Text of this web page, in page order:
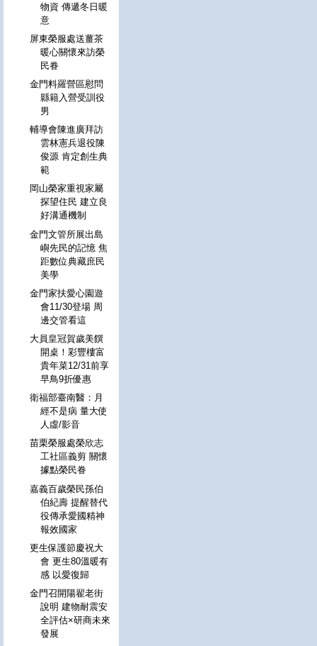
物資 傳遞冬日暖
意
屏東榮服處送薑茶
暖心關懷來訪榮
民眷
金門料羅營區慰問
縣籍入營受訓役
男
輔導會陳進廣拜訪
雲林憲兵退役陳
俊源 肯定創生典
範
岡山榮家重視家屬
探望住民 建立良
好溝通機制
金門文管所展出島
嶼先民的記憶 焦
距數位典藏庶民
美學
金門家扶愛心園遊
會11/30登場 周
邊交管看這
大員皇冠賀歲美饌
開桌！彩豐樓富
貴年菜12/31前享
早鳥9折優惠
衛福部臺南醫：月
經不是病 量大使
人虛/影音
苗栗榮服處榮欣志
工社區義剪 關懷
據點榮民眷
嘉義百歲榮民孫伯
伯紀壽 提醒替代
役傳承愛國精神
報效國家
更生保護節慶祝大
會 更生80溫暖有
感 以愛復歸
金門召開陽翟老街
說明 建物耐震安
全評估×研商未來
發展